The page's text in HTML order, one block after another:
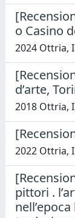
o Casino
2024 Ottria,
d’arte,
2018 Ottria,
2022 Ottria,
pittori .